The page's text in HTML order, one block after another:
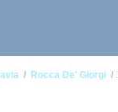
Rocca De' Giorgi